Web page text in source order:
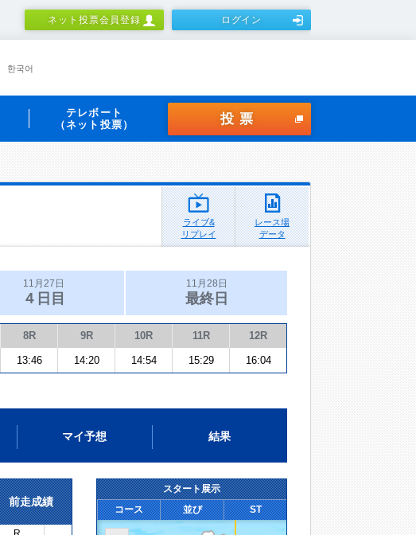
ネット投票会員登録 ログイン
한국어
テレボート
（ネット投票）
投票
ライブ&
リプレイ
レース場
データ
11月27日
４日目
11月28日
最終日
8R 9R 10R 11R 12R
13:46 14:20 14:54 15:29 16:04
マイ予想 結果
前走成績
スタート展示
コース
並び ST